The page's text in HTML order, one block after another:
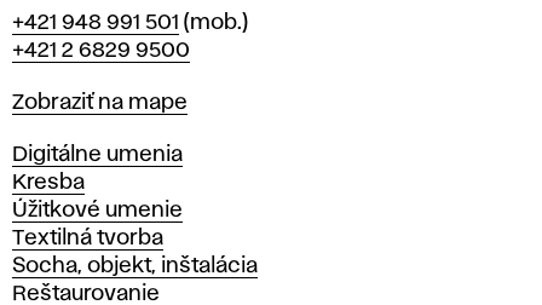
Telefón
+421 948 991 501 (mob.)
+421 2 6829 9500
Mapa
Zobraziť na mape
Katedry
Digitálne umenia
Kresba
Úžitkové umenie
Textilná tvorba
Socha, objekt, inštalácia
Reštaurovanie